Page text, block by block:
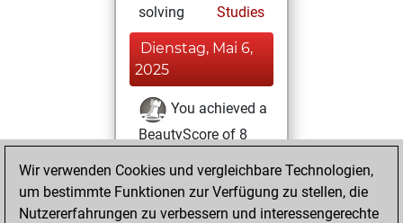
solving
Studies
Dienstag, Mai 6,
2025
You achieved a
BeautyScore of 8
achieved a new Elo
of 1576
Wir verwenden Cookies und vergleichbare Technologien,
um bestimmte Funktionen zur Verfügung zu stellen, die
Nutzererfahrungen zu verbessern und interessengerechte